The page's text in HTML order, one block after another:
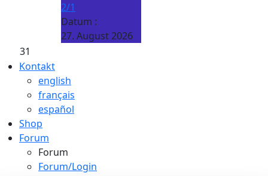
2/1
Datum :
27. August 2026
31
Kontakt
english
français
español
Shop
Forum
Forum
Forum/Login